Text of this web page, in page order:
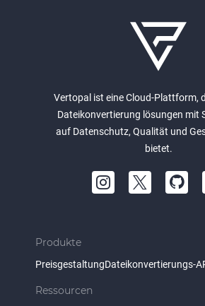
Vertopal ist eine Cloud-Plattform,
Dateikonvertierung lösungen mit
auf Datenschutz, Qualität und
bietet.
Produkte
PreisgestaltungDateikonvertierungs-
Ressourcen